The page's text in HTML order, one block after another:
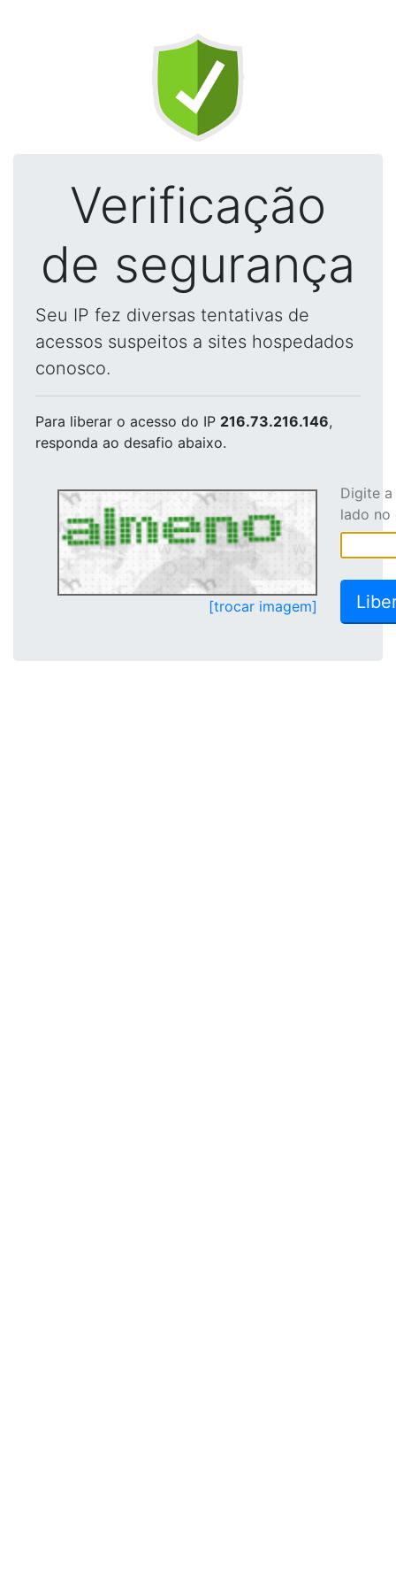
Verificação
de segurança
Seu IP fez diversas tentativas de
acessos suspeitos a sites hospedados
conosco.
Para liberar o acesso do IP 216.73.216.146,
responda ao desafio abaixo.
[trocar imagem]
Digite
lado no